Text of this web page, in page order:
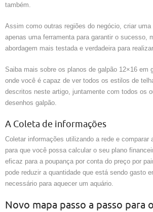
também.
Assim como outras regiões do negócio, criar uma
apenas uma ferramenta para garantir o sucesso,
abordagem mais testada e verdadeira para realizar
Saiba mais sobre os planos de galpão 12×16 em
onde você é capaz de ver todos os estilos de
descritos neste artigo, juntamente com todos os
desenhos galpão.
A Coleta de informações
Coletar informações utilizando a rede e comparar
para que você possa calcular o seu plano
eficaz para a poupança por conta do preço por
pode reduzir a quantidade que está sendo gasto
necessário para aquecer um aquário.
Novo mapa passo a passo para